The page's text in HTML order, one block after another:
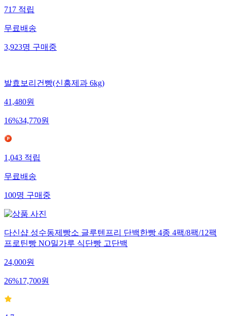
717적립
무료배송
3,923명구매중
발효보리건빵(신흥제과 6kg)
41,480원
16%34,770원
1,043적립
무료배송
100명구매중
다신샵 성수동제빵소 글루텐프리 단백한빵 4종 4팩/8팩/12팩
프로틴빵 NO밀가루 식단빵 고단백
24,000원
26%17,700원